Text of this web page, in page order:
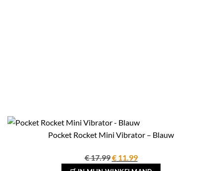
Pocket Rocket Mini Vibrator – Blauw
€17.99Oorspronkelijke
€11.99Huidige